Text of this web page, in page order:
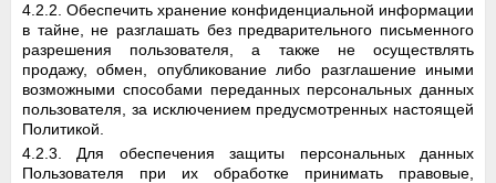
4.2.2. Обеспечить хранение конфиденциальной информации
в тайне, не разглашать без предварительного письменного
разрешения пользователя, а также не осуществлять
продажу, обмен, опубликование либо разглашение иными
возможными способами переданных персональных данных
пользователя, за исключением предусмотренных настоящей
Политикой.
4.2.3. Для обеспечения защиты персональных данных
Пользователя при их обработке принимать правовые,